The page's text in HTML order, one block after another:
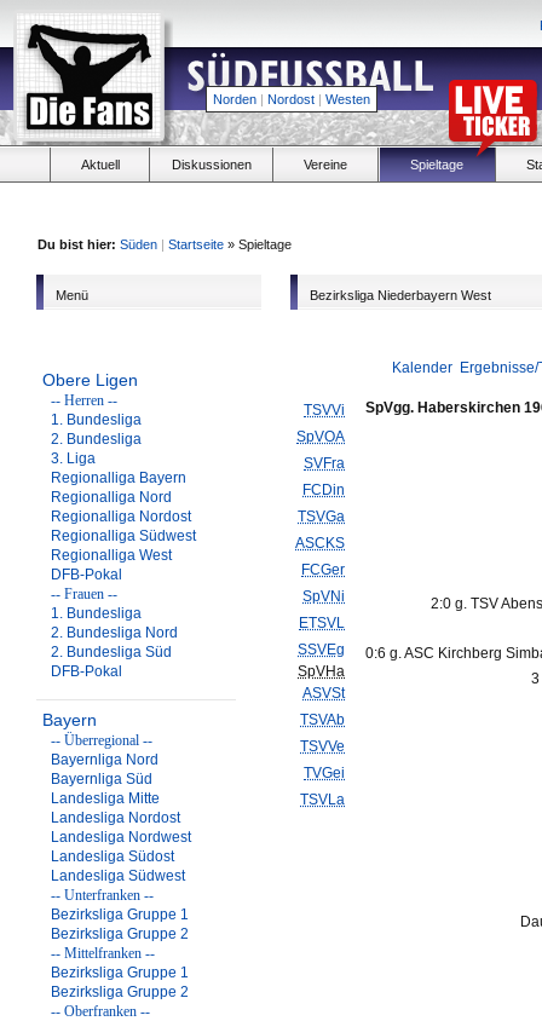
Norden | Nordost | Westen
Aktuell Diskussionen Vereine Spieltage
Du bist hier: Süden | Startseite » Spieltage
Menü
Obere Ligen
-- Herren --
1. Bundesliga
2. Bundesliga
3. Liga
Regionalliga Bayern
Regionalliga Nord
Regionalliga Nordost
Regionalliga Südwest
Regionalliga West
DFB-Pokal
-- Frauen --
1. Bundesliga
2. Bundesliga Nord
2. Bundesliga Süd
DFB-Pokal
Bayern
-- Überregional --
Bayernliga Nord
Bayernliga Süd
Landesliga Mitte
Landesliga Nordost
Landesliga Nordwest
Landesliga Südost
Landesliga Südwest
-- Unterfranken --
Bezirksliga Gruppe 1
Bezirksliga Gruppe 2
-- Mittelfranken --
Bezirksliga Gruppe 1
Bezirksliga Gruppe 2
-- Oberfranken --
Bezirksliga Niederbayern West
Kalender
TSVVi
SpVOA
SVFra
FCDin
TSVGa
ASCKS
FCGer
SpVNi
ETSVL
SSVEg
SpVHa
ASVSt
TSVAb
TSVVe
TVGei
TSVLa
SpVgg. Haberskirchen
2:0 g. TSV
0:6 g. ASC Kirchberg
3